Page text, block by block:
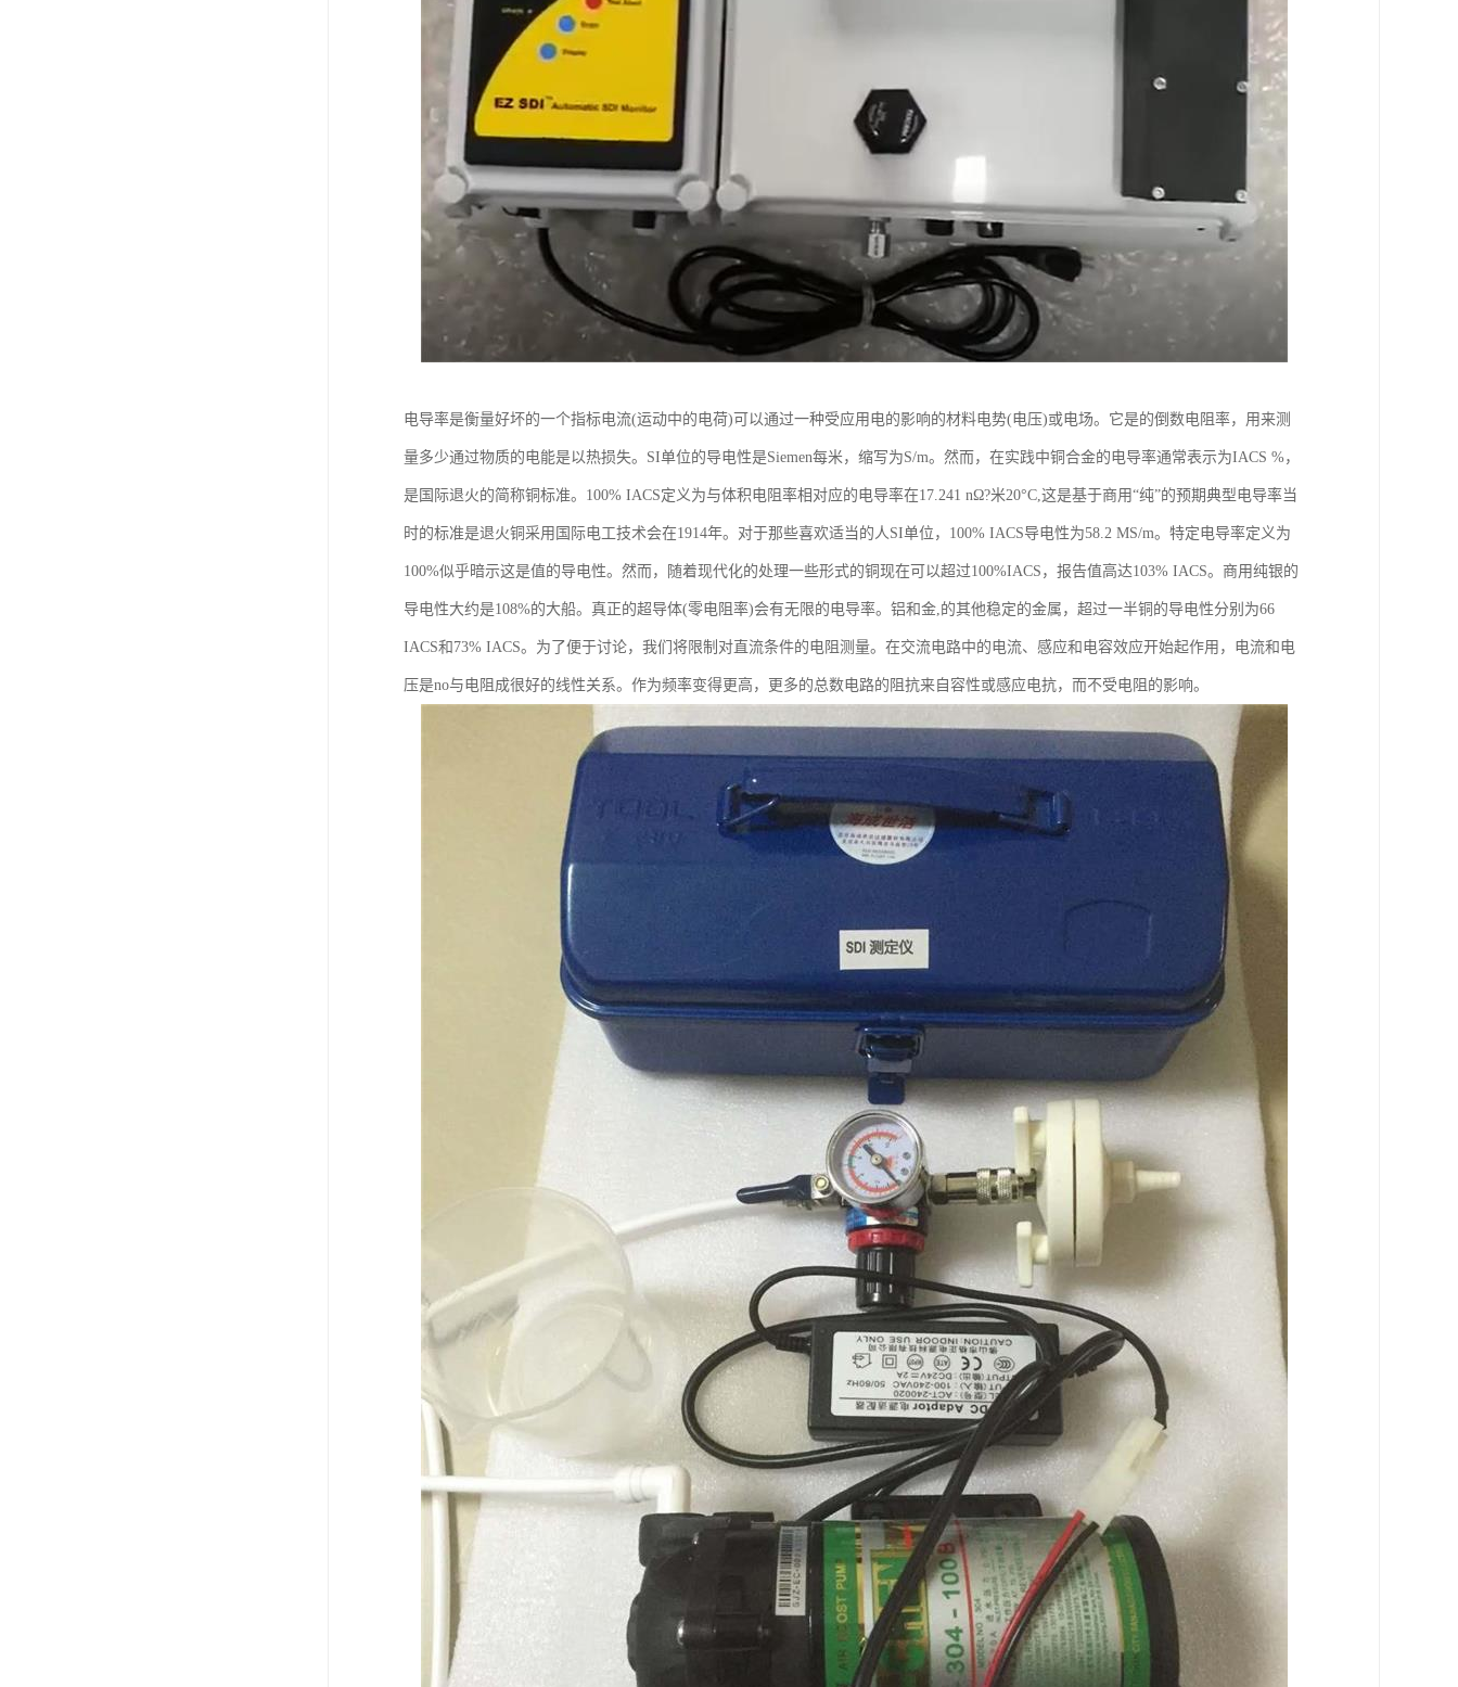
电导率是衡量好坏的一个指标电流(运动中的电荷)可以通过一种受应用电的影响的材料电势(电压)或电场。它是的倒数电阻率，用来测
量多少通过物质的电能是以热损失。SI单位的导电性是Siemen每米，缩写为S/m。然而，在实践中铜合金的电导率通常表示为IACS %，
是国际退火的简称铜标准。100% IACS定义为与体积电阻率相对应的电导率在17.241 nΩ?米20°C,这是基于商用“纯”的预期典型电导率当
时的标准是退火铜采用国际电工技术会在1914年。对于那些喜欢适当的人SI单位，100% IACS导电性为58.2 MS/m。特定电导率定义为
100%似乎暗示这是值的导电性。然而，随着现代化的处理一些形式的铜现在可以超过100%IACS，报告值高达103% IACS。商用纯银的
导电性大约是108%的大船。真正的超导体(零电阻率)会有无限的电导率。铝和金,的其他稳定的金属，超过一半铜的导电性分别为66
IACS和73% IACS。为了便于讨论，我们将限制对直流条件的电阻测量。在交流电路中的电流、感应和电容效应开始起作用，电流和电
压是no与电阻成很好的线性关系。作为频率变得更高，更多的总数电路的阻抗来自容性或感应电抗，而不受电阻的影响。